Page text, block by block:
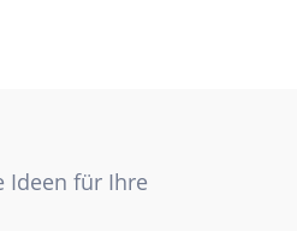
Ideen für Ihre